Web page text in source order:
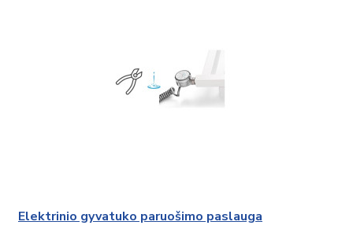
Elektrinio gyvatuko paruošimo paslauga